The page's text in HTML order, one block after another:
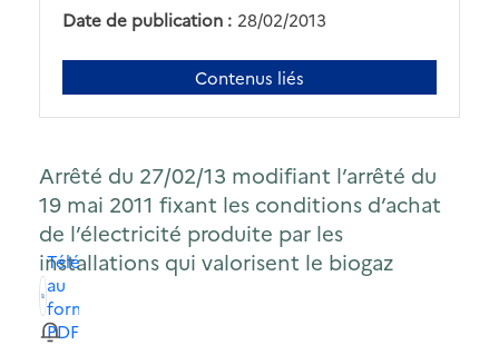
Date de publication : 28/02/2013
Contenus liés
Arrêté du 27/02/13 modifiant l’arrêté du
19 mai 2011 fixant les conditions d’achat
de l’électricité produite par les
installations qui valorisent le biogaz
Télécharger
au
format
PDF